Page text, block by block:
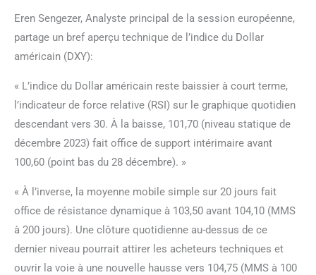
Eren Sengezer, Analyste principal de la session européenne,
partage un bref aperçu technique de l’indice du Dollar
américain (DXY):
« L’indice du Dollar américain reste baissier à court terme,
l’indicateur de force relative (RSI) sur le graphique quotidien
descendant vers 30. À la baisse, 101,70 (niveau statique de
décembre 2023) fait office de support intérimaire avant
100,60 (point bas du 28 décembre). »
« À l’inverse, la moyenne mobile simple sur 20 jours fait
office de résistance dynamique à 103,50 avant 104,10 (MMS
à 200 jours). Une clôture quotidienne au-dessus de ce
dernier niveau pourrait attirer les acheteurs techniques et
ouvrir la voie à une nouvelle hausse vers 104,75 (MMS à 100